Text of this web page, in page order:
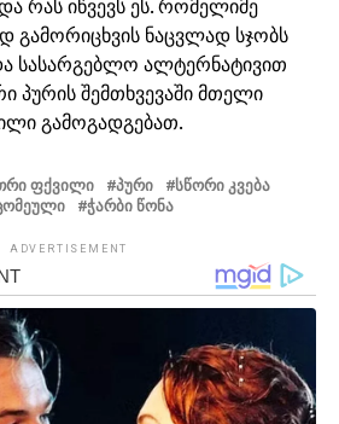
რას იწვევს ეს. რომელიმე
ნაცვლად სჯობს
სასარგებლო ალტერნატივით
პურის შემთხვევაში მთელი
გამოგადგებათ.
ᲤᲥᲕᲘᲚᲘ ᲞᲣᲠᲘ
ᲡᲬᲝᲠᲘ ᲙᲕᲔᲑᲐ
ᲭᲐᲠᲑᲘ ᲬᲝᲜᲐ
ADVERTISEMENT